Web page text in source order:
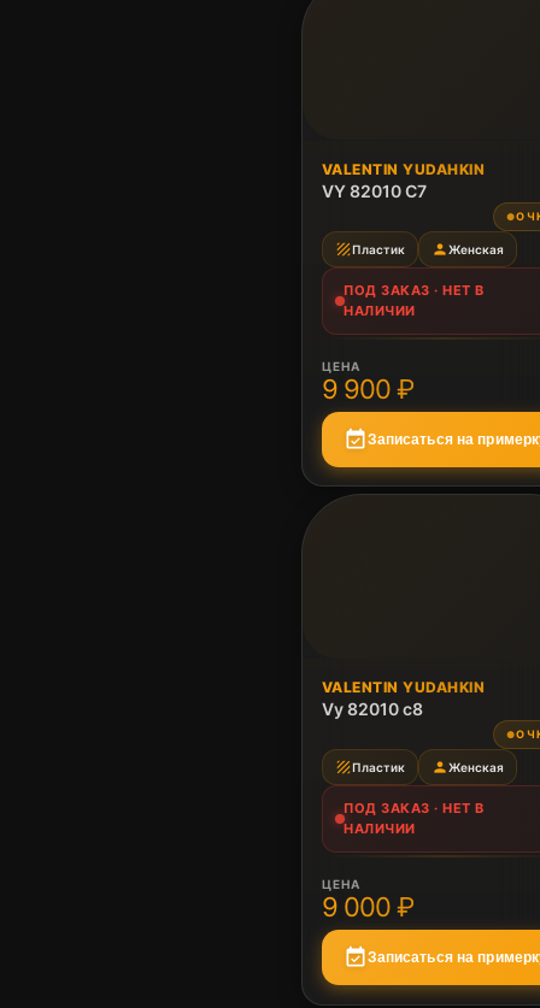
ПОД ЗАКАЗ
Нет в наличии
VALENTIN YUDAHKIN
VY 82010 C7
●
textureПластик personЖенская
ПОД ЗАКАЗ · НЕТ В
НАЛИЧИИ
ЦЕНА
9 900 ₽
event_availableЗаписаться на
ПОД ЗАКАЗ
Нет в наличии
VALENTIN YUDAHKIN
Vy 82010 c8
●
textureПластик personЖенская
ПОД ЗАКАЗ · НЕТ В
НАЛИЧИИ
ЦЕНА
9 000 ₽
event_availableЗаписаться на